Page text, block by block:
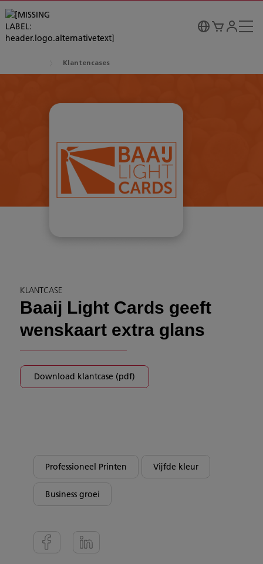
Klantencases
KLANTCASE
Baaij Light Cards geeft
wenskaart extra glans
Download klantcase (pdf)
Professioneel Printen Vijfde kleur
Business groei